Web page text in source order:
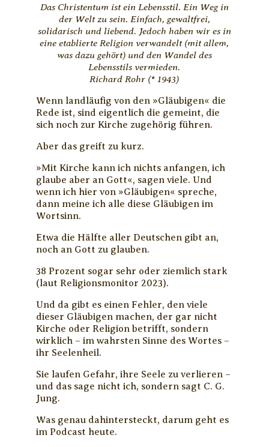
Das Christentum ist ein Lebensstil. Ein Weg in
der Welt zu sein. Einfach, gewaltfrei,
solidarisch und liebend. Jedoch haben wir es in
eine etablierte Religion verwandelt (mit allem,
was dazu gehört) und den Wandel des
Lebensstils vermieden.
Richard Rohr (* 1943)
Wenn landläufig von den »Gläubigen« die
Rede ist, sind eigentlich die gemeint, die
sich noch zur Kirche zugehörig führen.
Aber das greift zu kurz.
»Mit Kirche kann ich nichts anfangen, ich
glaube aber an Gott«, sagen viele. Und
wenn ich hier von »Gläubigen« spreche,
dann meine ich alle diese Gläubigen im
Wortsinn.
Etwa die Hälfte aller Deutschen gibt an,
noch an Gott zu glauben.
38 Prozent sogar sehr oder ziemlich stark
(laut Religionsmonitor 2023).
Und da gibt es einen Fehler, den viele
dieser Gläubigen machen, der gar nicht
Kirche oder Religion betrifft, sondern
wirklich – im wahrsten Sinne des Wortes –
ihr Seelenheil.
Sie laufen Gefahr, ihre Seele zu verlieren –
und das sage nicht ich, sondern sagt C. G.
Jung.
Was genau dahintersteckt, darum geht es
im Podcast heute.